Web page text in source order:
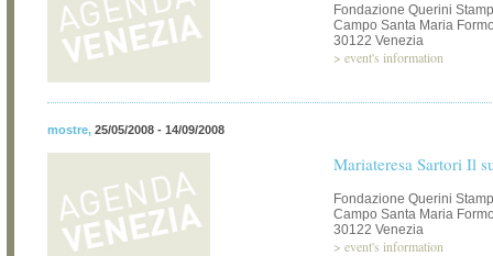
Fondazione Querini
Campo Santa Maria
30122 Venezia
> event's information
mostre, 25/05/2008 - 14/09/2008
Mariateresa Sartori Il
Fondazione Querini
Campo Santa Maria
30122 Venezia
> event's information